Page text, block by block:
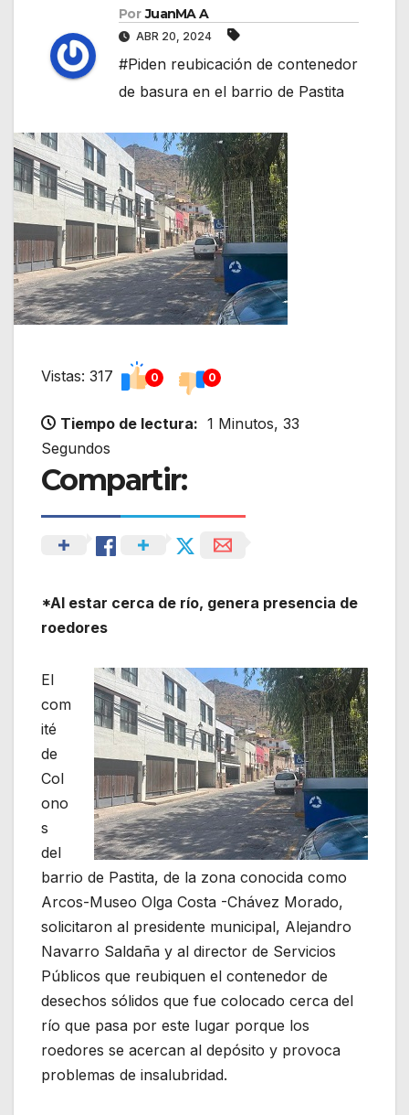
Por JuanMA A
ABR 20, 2024
#Piden reubicación de contenedor
de basura en el barrio de Pastita
Vistas: 317 0 0
Tiempo de lectura: 1 Minutos, 33
Segundos
Compartir:
*Al estar cerca de río, genera presencia de
roedores
El
com
ité
de
Col
ono
s
del
barrio de Pastita, de la zona conocida como
Arcos-Museo Olga Costa -Chávez Morado,
solicitaron al presidente municipal, Alejandro
Navarro Saldaña y al director de Servicios
Públicos que reubiquen el contenedor de
desechos sólidos que fue colocado cerca del
río que pasa por este lugar porque los
roedores se acercan al depósito y provoca
problemas de insalubridad.